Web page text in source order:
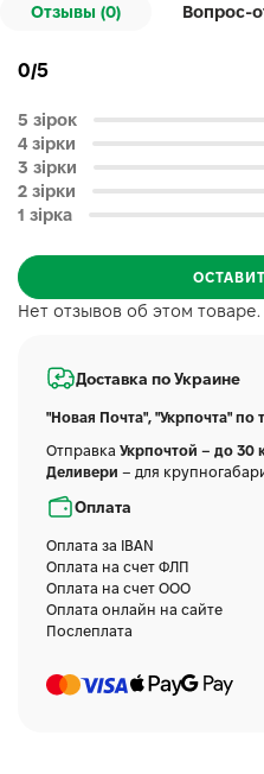
Отзывы (0) Вопрос-
Нет отзывов об этом товаре.
0/5
5 зірок
4 зірки
3 зірки
2 зірки
1 зірка
Доставка по Украине
"Новая Почта", "Укрпочта" по
Отправка Укрпочтой – до 30
Деливери – для
Оплата
Оплата за IBAN
Оплата на счет ФЛП
Оплата на счет ООО
Оплата онлайн на сайте
Послеплата